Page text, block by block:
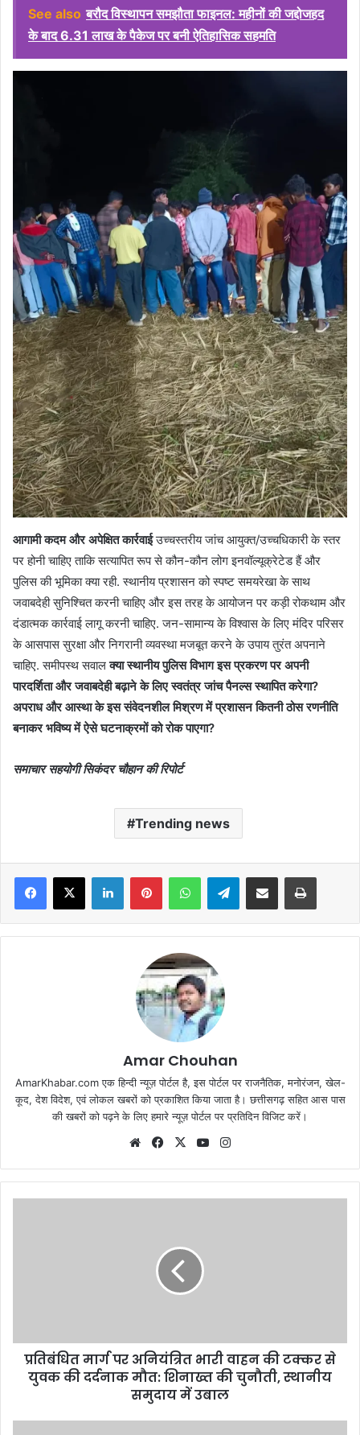
See also बरौद विस्थापन समझौता फाइनल: महीनों की जद्दोजहद
के बाद 6.31 लाख के पैकेज पर बनी ऐतिहासिक सहमति
आगामी कदम और अपेक्षित कार्रवाईउच्चस्तरीय जांच आयुक्त/उच्चधिकारी के स्तर
पर होनी चाहिए ताकि सत्यापित रूप से कौन-कौन लोग इनवॉल्यूक्रेटेड हैं और
पुलिस की भूमिका क्या रही. स्थानीय प्रशासन को स्पष्ट समयरेखा के साथ
जवाबदेही सुनिश्चित करनी चाहिए और इस तरह के आयोजन पर कड़ी रोकथाम और
दंडात्मक कार्रवाई लागू करनी चाहिए. जन-सामान्य के विश्वास के लिए मंदिर परिसर
के आसपास सुरक्षा और निगरानी व्यवस्था मजबूत करने के उपाय तुरंत अपनाने
चाहिए. समीपस्थ सवालक्या स्थानीय पुलिस विभाग इस प्रकरण पर अपनी
पारदर्शिता और जवाबदेही बढ़ाने के लिए स्वतंत्र जांच पैनल्स स्थापित करेगा?
अपराध और आस्था के इस संवेदनशील मिश्रण में प्रशासन कितनी ठोस रणनीति
बनाकर भविष्य में ऐसे घटनाक्रमों को रोक पाएगा?
समाचार सहयोगी सिकंदर चौहान की रिपोर्ट
Trending news
Facebook
X LinkedInPinterestWhatsAppTelegramShare via Email Print
Amar Chouhan
AmarKhabar.com एक हिन्दी न्यूज़ पोर्टल है, इस पोर्टल पर राजनैतिक, मनोरंजन, खेल-
कूद, देश विदेश, एवं लोकल खबरों को प्रकाशित किया जाता है। छत्तीसगढ़ सहित आस पास
की खबरों को पढ़ने के लिए हमारे न्यूज़ पोर्टल पर प्रतिदिन विजिट करें।
WebsiteFacebook
X YouTube
प्रतिबंधित मार्ग पर अनियंत्रित भारी वाहन की टक्कर से
युवक की दर्दनाक मौत: शिनाख्त की चुनौती, स्थानीय
समुदाय में उबाल